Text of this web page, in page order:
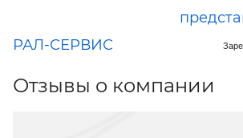
РАЛ-СЕРВИС
Отзывы о компании